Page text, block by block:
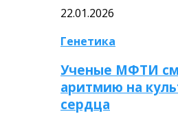
22.01.2026
Генетика
Ученые МФТИ
аритмию на
сердца